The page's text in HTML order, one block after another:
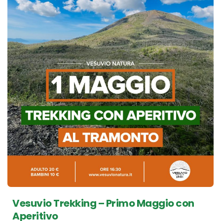
Vesuvio Trekking – Primo Maggio con
Aperitivo